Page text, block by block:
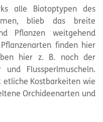
alle Biotoptypen des
blieb das breite
Pflanzen weitgehend
finden hier
hier z. B. noch der
und Flussperlmuscheln.
Kostbarkeiten wie
Orchideenarten und